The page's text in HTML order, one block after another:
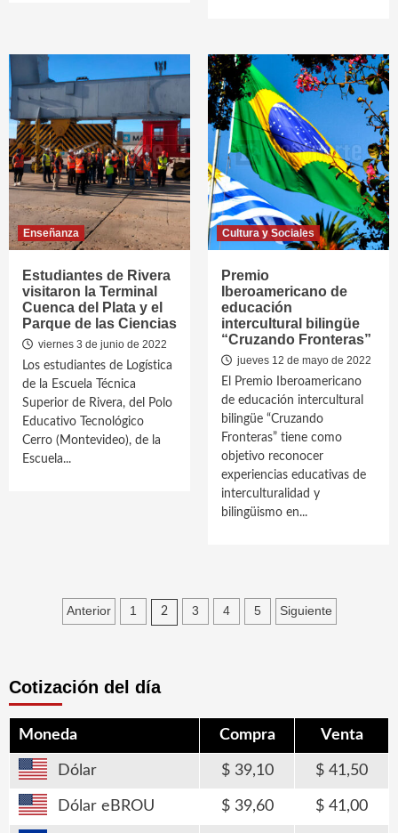
Enseñanza
Estudiantes de Rivera
visitaron la Terminal
Cuenca del Plata y el
Parque de las Ciencias
viernes 3 de junio de 2022
Los estudiantes de Logística
de la Escuela Técnica
Superior de Rivera, del Polo
Educativo Tecnológico
Cerro (Montevideo), de la
Escuela...
Cultura y Sociales
Premio
Iberoamericano de
educación
intercultural bilingüe
“Cruzando Fronteras”
jueves 12 de mayo de 2022
El Premio Iberoamericano
de educación intercultural
bilingüe “Cruzando
Fronteras” tiene como
objetivo reconocer
experiencias educativas de
interculturalidad y
bilingüismo en...
Paginación
Anterior 1 2 3 4 5 Siguiente
Cotización del día
Moneda Compra Venta
Dólar 39,10 41,50
Dólar eBROU 39,60 41,00